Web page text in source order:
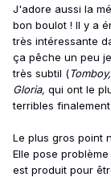
J'adore aussi la
bon boulot ! Il y a
très intéressante
ça pêche un peu
très subtil (
Gloria, qui ont le
terribles finalement
Le plus gros point
Elle pose
est produit pour